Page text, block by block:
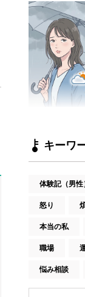
キーワ
体験記（男性
怒り
本当の私
職場
悩み相談